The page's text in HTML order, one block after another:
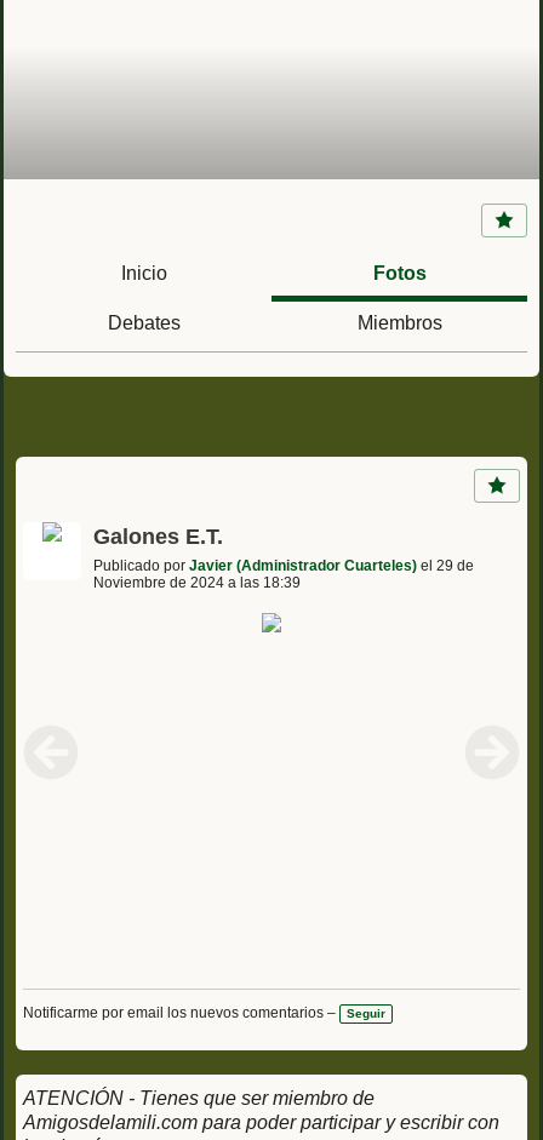
Inicio Fotos
Debates Miembros
Galones E.T.
Publicado por Javier (Administrador Cuarteles) el 29 de
Noviembre de 2024 a las 18:39
Notificarme por email los nuevos comentarios – Seguir
ATENCIÓN - Tienes que ser miembro de
Amigosdelamili.com para poder participar y escribir con